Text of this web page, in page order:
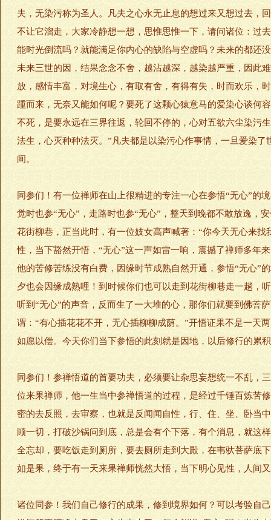
夫，无染污称为圣人。凡夫之心永无止息的想过来又想过去，
不让它溜走，大家冷静想一想，思惟思惟一下，请问诸位：过
能时光倒流吗？就能满足你内心的缺陷与空虚吗？未来的都还
未来三世的因，结果念念不舍，越沾越深，越染越严重，因此
放，感情丰富，对境生心，有取有舍，有得有失，时而欢乐，
踵而来，无奈又能如何呢？要死了这颗心猿意马的爱染心谈何
不死，是要永远在三界往返，轮回不停的，心对五欲六尘染污
法生，心灭种种法灭。”凡夫都是以染污心作事情，一旦爱染
间。
同参们！有一位禅师在山上很精进的专注一心在参悟“无心”的
觉时也参“无心”，走路时也参“无心”，整天到晚都不敢放逸，
花街柳巷，正当此时，有一位妓女高声喊著：“你今天无心来
性，当下豁然开悟，“无心”这一声如雷一响，震撼了禅师多年
他的苦修苦练没有白费，因缘时节成熟自然开通，参悟“无心”
夕也会因缘成熟哩！到时候你们也可以走到花街柳巷走一趟，
听到“无心”的声音，反而生了一大堆的心，那你们就要到佛菩
谓：“有心插花花不开，无心插柳柳成荫。”开悟证果不是一天
如愿以偿。今天你们当下参悟的此刻就是因地，以后修行的累
同参们！参禅悟道的首要功夫，必须要让杂思妄想统一不乱，
位来果禅师，他一生当中参禅悟道的过程，是经过千锤百炼苦
密的去反照，去审察，也就是反闻闻自性，行、住、坐、卧当
顾一切，打破沙锅问到底，总是会有个下落，有个消息，就这
全忘却，要吃饭走到厕所，要去厕所走到大殿，在韦驮菩萨底
如是果，终于有一天来果禅师恍然大悟，当下明心见性，人间
诸位同参！我们自己修行的成果，修到境界如何？可以考验自